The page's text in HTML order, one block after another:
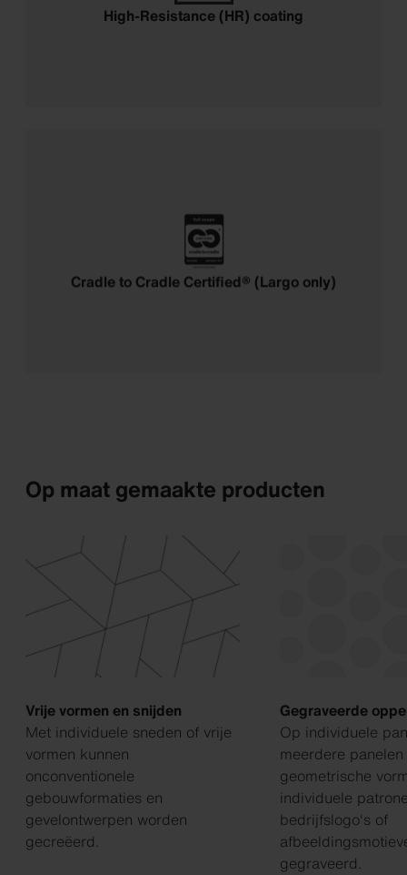
High-Resistance (HR) coating
Cradle to Cradle Certified® (Largo only)
Op maat gemaakte producten
Vrije vormen en snijden
Met individuele sneden of vrije
vormen kunnen
onconventionele
gebouwformaties en
gevelontwerpen worden
gecreëerd.
Gegraveerde
Op individuele
meerdere
geometrische
individuele
bedrijfslogo's of
gegraveerd.